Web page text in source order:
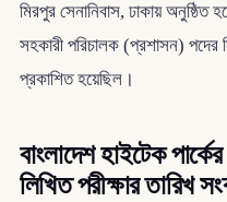
মিরপুর সেনানিবাস, ঢাকায় অনুষ্ঠিত
সহকারী পরিচালক (প্রশাসন) পদের
প্রকাশিত হয়েছিল।
বাংলাদেশ হাইটেক
লিখিত পরীক্ষার তারিখ